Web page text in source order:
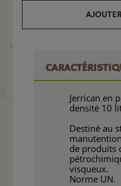
Jerrican en
densité 10
Destiné au
de produits
visqueux.
Norme UN.